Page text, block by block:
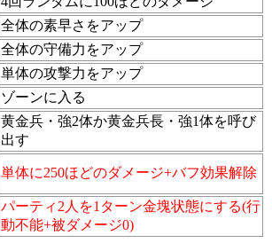
全体の素早さをアップ
全体の守備力をアップ
単体の攻撃力をアップ
ゾーンに入る
黄金兵・強2体か黄金兵長・強1体を呼び
出す
単体に250ほどのダメージ+バフ効果解除
パーティ2人を1ターン金塊状態にする(行
動不能+被ダメージ0)